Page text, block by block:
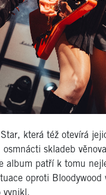
která též otevírá
skladeb
album patří k tomu
oproti
vynikl.